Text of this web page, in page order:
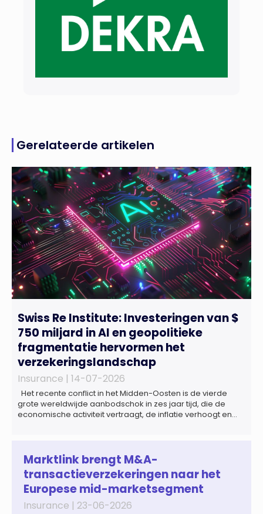
Gerelateerde artikelen
Swiss Re Institute: Investeringen van $
750 miljard in AI en geopolitieke
fragmentatie hervormen het
verzekeringslandschap
Insurance | 14-07-2026
Het recente conflict in het Midden-Oosten is de vierde
grote wereldwijde aanbodschok in zes jaar tijd, die de
economische activiteit vertraagt, de inflatie verhoogt en
wereldwijd naar verwachting afnemen tot 1,3% in reële
termen in […]
Marktlink brengt M&A-
transactieverzekeringen naar het
Europese mid-marketsegment
Insurance | 23-06-2026